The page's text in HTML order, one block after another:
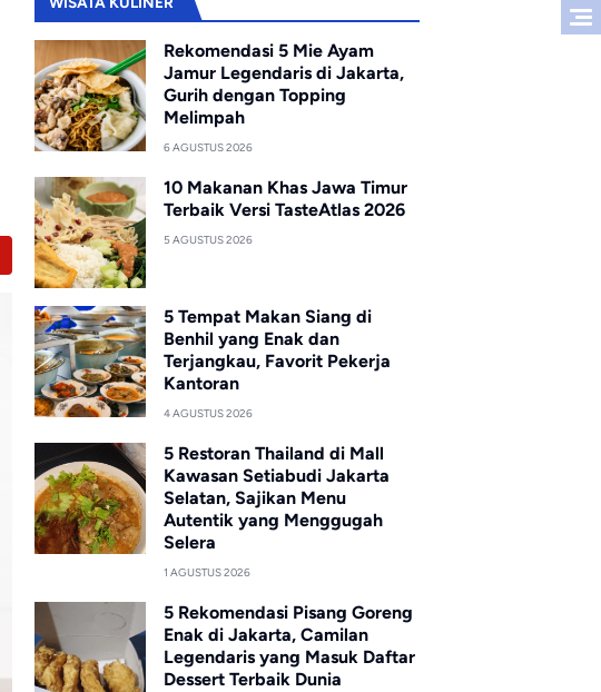
Rekomendasi 5 Mie Ayam
Jamur Legendaris di Jakarta,
Gurih dengan Topping
Melimpah
6 AGUSTUS 2026
10 Makanan Khas Jawa Timur
Terbaik Versi TasteAtlas 2026
5 AGUSTUS 2026
5 Tempat Makan Siang di
Benhil yang Enak dan
Terjangkau, Favorit Pekerja
Kantoran
4 AGUSTUS 2026
5 Restoran Thailand di Mall
Kawasan Setiabudi Jakarta
Selatan, Sajikan Menu
Autentik yang Menggugah
Selera
1 AGUSTUS 2026
5 Rekomendasi Pisang Goreng
Enak di Jakarta, Camilan
Legendaris yang Masuk Daftar
Dessert Terbaik Dunia